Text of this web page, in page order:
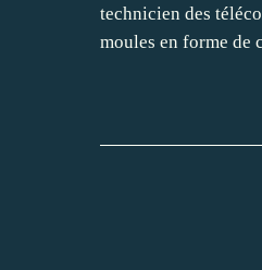
technicien des
moules en forme de